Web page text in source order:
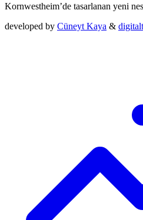
Kornwestheim’de tasarlanan yeni
developed by Cüneyt Kaya &